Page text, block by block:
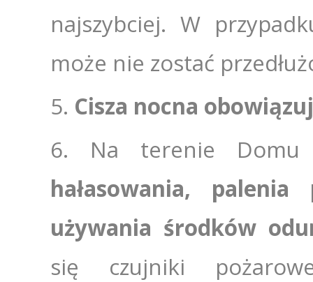
najszybciej. W
może nie zostać
Cisza nocna
Na terenie Domu
hałasowania,
używania środków
się czujniki